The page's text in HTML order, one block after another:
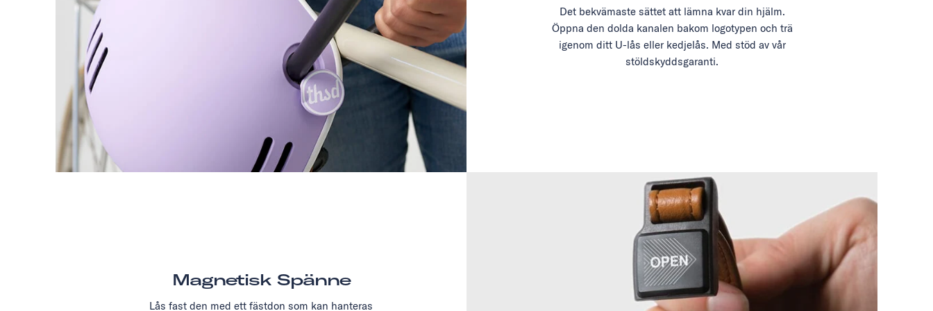
Det bekvämaste sättet att lämna kvar din hjälm.
Öppna den dolda kanalen bakom logotypen och trä
igenom ditt U-lås eller kedjelås. Med stöd av vår
stöldskyddsgaranti.
Magnetisk Spänne
Lås fast den med ett fästdon som kan hanteras